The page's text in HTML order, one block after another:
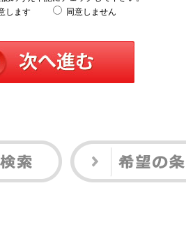
します
同意しません